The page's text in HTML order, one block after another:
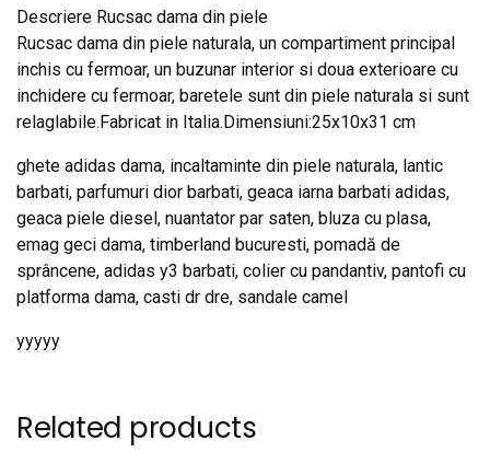
Descriere Rucsac dama din piele
Rucsac dama din piele naturala, un compartiment principal
inchis cu fermoar, un buzunar interior si doua exterioare cu
inchidere cu fermoar, baretele sunt din piele naturala si sunt
relaglabile.Fabricat in Italia.Dimensiuni:25x10x31 cm
ghete adidas dama, incaltaminte din piele naturala, lantic
barbati, parfumuri dior barbati, geaca iarna barbati adidas,
geaca piele diesel, nuantator par saten, bluza cu plasa,
emag geci dama, timberland bucuresti, pomadă de
sprâncene, adidas y3 barbati, colier cu pandantiv, pantofi cu
platforma dama, casti dr dre, sandale camel
yyyyy
Related products